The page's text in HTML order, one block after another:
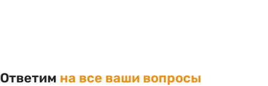
Ответим на все ваши вопросы